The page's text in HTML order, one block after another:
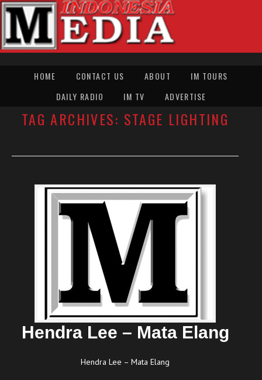
HOME CONTACT US ABOUT
IM TOURS
DAILY RADIO
IM TV ADVERTISE
TAG ARCHIVES: STAGE LIGHTING
Hendra Lee – Mata Elang
Hendra Lee – Mata Elang